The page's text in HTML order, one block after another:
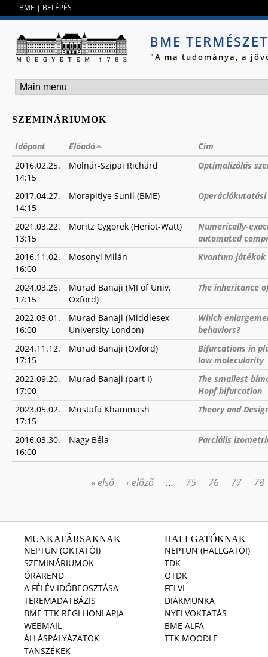
BME | BELÉPÉS
BME
"A ma tudománya, a
SZEMINÁRIUMOK
Időpont Előadó
Cím
2016.02.25.
14:15
Molnár-Szipai Richárd Optimalizálás
2017.04.27.
14:15
Morapitiye Sunil (BME)
2021.03.22.
13:15
Moritz Cygorek (Heriot-Watt)
Numerically-
automated
2016.11.02.
16:00
Mosonyi Milán Kvantum játékok
2024.03.26.
17:15
Murad Banaji (MI of Univ.
Oxford)
The inheritance
2022.03.01.
16:00
Murad Banaji (Middlesex
University London)
Which
behaviors?
2024.11.12.
17:15
Murad Banaji (Oxford)
Bifurcations in
low molecularity
2022.09.20.
17:00
Murad Banaji (part I)
The smallest
Hopf bifurcation
2023.05.02.
17:15
Mustafa Khammash Theory and
2016.03.30.
16:00
Nagy Béla Parciális
« első ‹ előző … 75 76 77 78
MUNKATÁRSAKNAK
NEPTUN (OKTATÓI)
SZEMINÁRIUMOK
ÓRAREND
A FÉLÉV IDŐBEOSZTÁSA
TEREMADATBÁZIS
BME TTK RÉGI HONLAPJA
WEBMAIL
ÁLLÁSPÁLYÁZATOK
TANSZÉKEK
HALLGATÓKNAK
NEPTUN (HALLGATÓI)
TDK
OTDK
FELVI
DIÁKMUNKA
NYELVOKTATÁS
BME ALFA
TTK MOODLE